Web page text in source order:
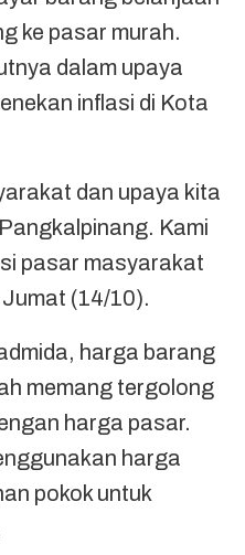
ke pasar murah.
dalam upaya
inflasi di Kota
dan upaya kita
Kami
pasar masyarakat
(14/10).
harga barang
memang tergolong
harga pasar.
harga
pokok untuk